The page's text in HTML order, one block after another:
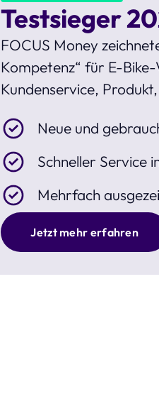
Testsieger
FOCUS Money
Kompetenz“ für E-
Kundenservice,
Neue und
Schneller Service
Mehrfach
Jetzt mehr erfahren